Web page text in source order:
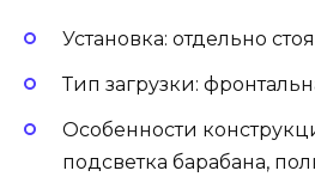
Установка: отдельно
Тип загрузки:
Особенности
подсветка барабана,